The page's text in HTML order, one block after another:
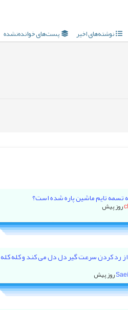
نوشته‌های اخیر پست‌های خوانده‌نشده
تسمه تایم ماشین پاره شده است؟
رد کردن سرعت گیر دل دل می کند و کله کله